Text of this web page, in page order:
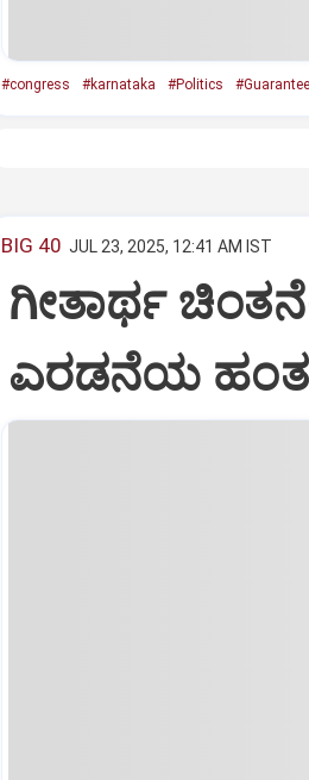
#congress #karnataka #Politics #Guarantee
BIG 40 JUL 23, 2025, 12:41 AM IST
ಗೀತಾರ್ಥ
ಎರಡನೆಯ ಹಂತ